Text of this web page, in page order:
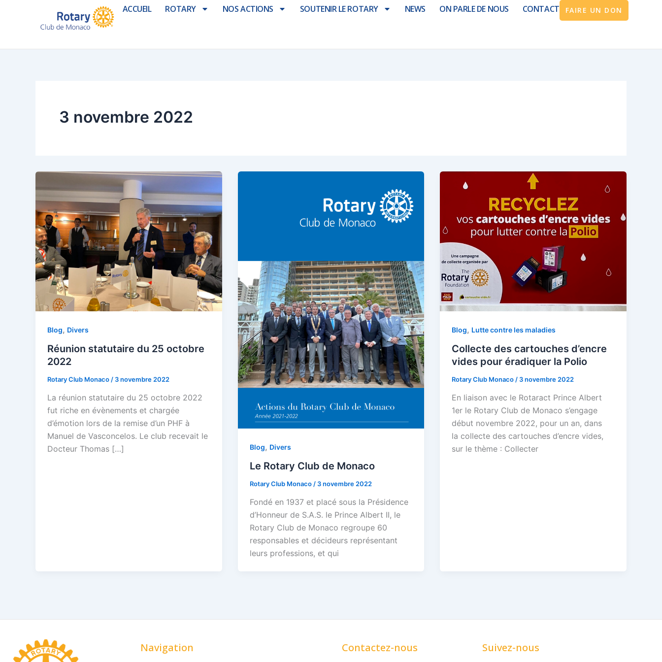
ACCUEIL ROTARY NOS ACTIONS SOUTENIR LE ROTARY NEWS ON PARLE DE NOUS CONTACT FAIRE UN DON
3 novembre 2022
Blog, Divers
Réunion statutaire du 25 octobre
2022
Rotary Club Monaco / 3 novembre 2022
La réunion statutaire du 25 octobre 2022
fut riche en évènements et chargée
d’émotion lors de la remise d’un PHF à
Manuel de Vasconcelos. Le club recevait le
Docteur Thomas […]
Blog, Divers
Le Rotary Club de Monaco
Rotary Club Monaco / 3 novembre 2022
Fondé en 1937 et placé sous la Présidence
d’Honneur de S.A.S. le Prince Albert II, le
Rotary Club de Monaco regroupe 60
responsables et décideurs représentant
leurs professions, et qui
Blog, Lutte contre les maladies
Collecte des cartouches d’encre
vides pour éradiquer la Polio
Rotary Club Monaco / 3 novembre 2022
En liaison avec le Rotaract Prince Albert
1er le Rotary Club de Monaco s’engage
début novembre 2022, pour un an, dans
la collecte des cartouches d’encre vides,
sur le thème : Collecter
Navigation Contactez-nous Suivez-nous